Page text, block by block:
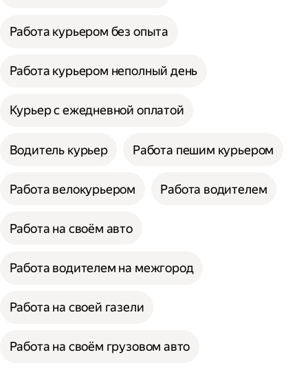
Работа курьером без опыта
Работа курьером неполный день
Курьер с ежедневной оплатой
Водитель курьер Работа пешим курьером
Работа велокурьером Работа водителем
Работа на своём авто
Работа водителем на межгород
Работа на своей газели
Работа на своём грузовом авто